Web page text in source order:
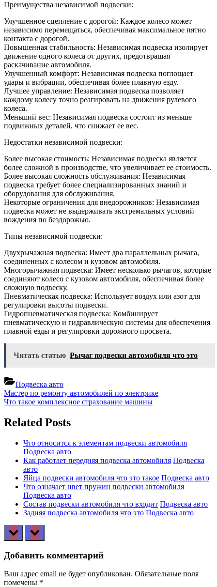
Преимущества независимой подвески:
Улучшенное сцепление с дорогой: Каждое колесо может
независимо перемещаться, обеспечивая максимальное пятно
контакта с дорогой.
Повышенная стабильность: Независимая подвеска изолирует
движение одного колеса от других, предотвращая
раскачивание автомобиля.
Улучшенный комфорт: Независимая подвеска поглощает
удары и вибрации, обеспечивая более плавную езду.
Лучшее управление: Независимая подвеска позволяет
каждому колесу точно реагировать на движения рулевого
колеса.
Меньший вес: Независимая подвеска состоит из меньше
подвижных деталей, что снижает ее вес.
Недостатки независимой подвески:
Более высокая стоимость: Независимая подвеска является
более сложной в производстве, что увеличивает ее стоимость.
Более высокая сложность обслуживания: Независимая
подвеска требует более специализированных знаний и
оборудования для обслуживания.
Некоторые ограничения для внедорожников: Независимая
подвеска может не выдерживать экстремальных условий
вождения по бездорожью.
Типы независимой подвески:
Двухрычажная подвеска: Имеет два параллельных рычага,
соединенных с колесом и кузовом автомобиля.
Многорычажная подвеска: Имеет несколько рычагов, которые
соединяют колесо с кузовом автомобиля, обеспечивая более
сложную подвеску.
Пневматическая подвеска: Использует воздух или азот для
регулировки высоты подвески.
Гидропневматическая подвеска: Комбинирует
пневматическую и гидравлическую системы для обеспечения
плавной езды и регулировки дорожного просвета.
Читать статью Рычаг подвески автомобиля что это
Подвеска авто
Навигация
по
записям
Previous
Post:
Мастер по ремонту автомобилей по электрике
Next
Что такое комплексное страхование машины
Related Posts
Что относится к элементам подвески автомобиля
Подвеска авто
Как работает передняя подвеска автомобиля Подвеска
авто
Яйца подвески автомобиля что это такое Подвеска авто
Что означает цвет пружин подвески автомобиля
Подвеска авто
Состав подвески автомобиля что входит Подвеска авто
Задняя подвеска автомобиля что это Подвеска авто
prev next
Добавить комментарий
Ваш адрес email не будет опубликован. Обязательные поля
помечены *